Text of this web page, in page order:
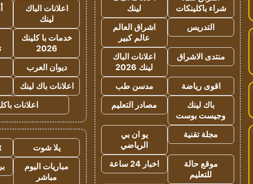
شراء باكلينكات
لينك
التدريس
اشراق العالم
عالم كبير
منتدى الاشراق
اعلانات الباك
لينك 2026
اقوى رياضة
مدسن طب
باك لينك
وجيست بوست
مصادر التعليم
مجلة تقنية
يو ان بي
الرياضي
موقع حالة
للتعليم
اخبار 24 ساعة
اعلانات الباك
لينك
خدمات با كلينك
2026
ديوان العرب
اعلانات باك لينك
اعلانات
يلا شوت
مباريات اليوم
مباشر